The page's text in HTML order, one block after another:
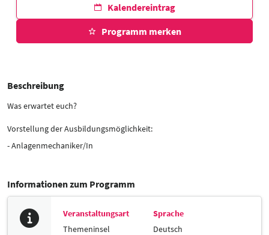
Kalendereintrag
Programm merken
Beschreibung
Was erwartet euch?
Vorstellung der Ausbildungsmöglichkeit:
- Anlagenmechaniker/In
Informationen zum Programm
Veranstaltungsart
Themeninsel
Sprache
Deutsch